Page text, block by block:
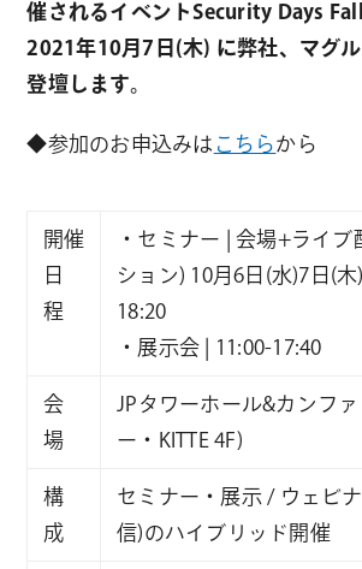
催されるイベントSecurity Days
2021年10月7日(木) に弊社、マグ
登壇します。
◆参加のお申込みは こちらから
開催
日
程
・セミナー | 会場+ライブ
ション) 10月6日(水)7日(
18:20
・展示会 | 11:00-17:40
会
場
JPタワーホール&カンフ
ー・KITTE 4F)
構
成
セミナー・展示 / ウェビ
信)のハイブリッド開催